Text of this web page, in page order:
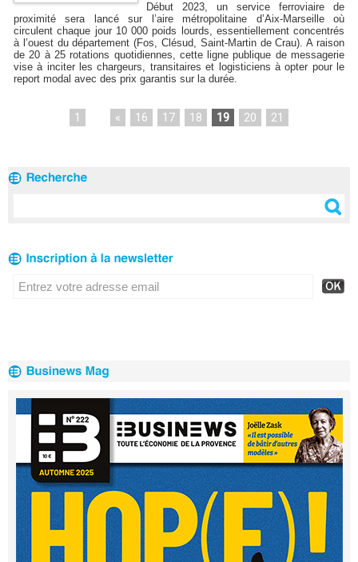
Début 2023, un service ferroviaire de
proximité sera lancé sur l’aire métropolitaine d’Aix-Marseille où
circulent chaque jour 10 000 poids lourds, essentiellement concentrés
à l’ouest du département (Fos, Clésud, Saint-Martin de Crau). A raison
de 20 à 25 rotations quotidiennes, cette ligne publique de messagerie
vise à inciter les chargeurs, transitaires et logisticiens à opter pour le
report modal avec des prix garantis sur la durée.
1 « 16 17 18 19 20 21